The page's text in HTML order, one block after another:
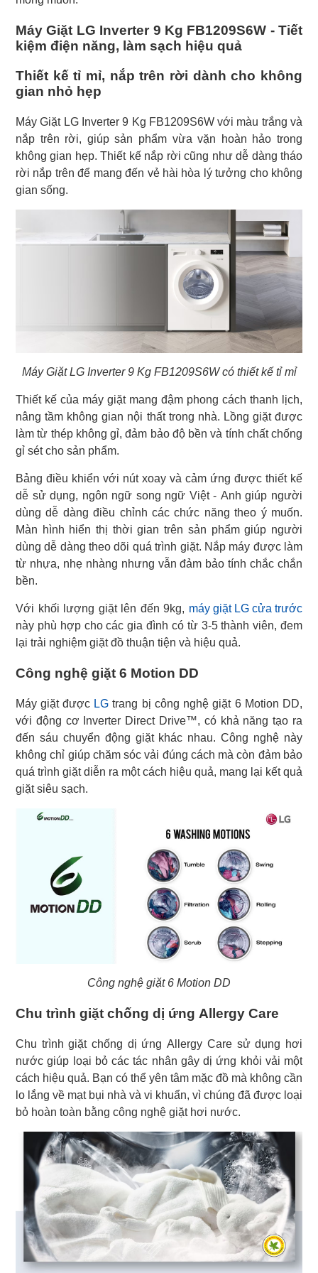
Máy Giặt LG Inverter 9 Kg FB1209S6W - Tiết
kiệm điện năng, làm sạch hiệu quả
Thiết kế tỉ mỉ, nắp trên rời dành cho không
gian nhỏ hẹp
Máy Giặt LG Inverter 9 Kg FB1209S6W với màu trắng và
nắp trên rời, giúp sản phẩm vừa vặn hoàn hảo trong
không gian hẹp. Thiết kế nắp rời cũng như dễ dàng tháo
rời nắp trên để mang đến vẻ hài hòa lý tưởng cho không
gian sống.
Máy Giặt LG Inverter 9 Kg FB1209S6W có thiết kế tỉ mỉ
Thiết kế của máy giặt mang đậm phong cách thanh lịch,
nâng tầm không gian nội thất trong nhà. Lồng giặt được
làm từ thép không gỉ, đảm bảo độ bền và tính chất chống
gỉ sét cho sản phẩm.
Bảng điều khiển với nút xoay và cảm ứng được thiết kế
dễ sử dụng, ngôn ngữ song ngữ Việt - Anh giúp người
dùng dễ dàng điều chỉnh các chức năng theo ý muốn.
Màn hình hiển thị thời gian trên sản phẩm giúp người
dùng dễ dàng theo dõi quá trình giặt. Nắp máy được làm
từ nhựa, nhẹ nhàng nhưng vẫn đảm bảo tính chắc chắn
bền.
Với khối lượng giặt lên đến 9kg, máy giặt LG cửa trước
này phù hợp cho các gia đình có từ 3-5 thành viên, đem
lại trải nghiệm giặt đồ thuận tiện và hiệu quả.
Công nghệ giặt 6 Motion DD
Máy giặt được LG trang bị công nghệ giặt 6 Motion DD,
với động cơ Inverter Direct Drive™, có khả năng tạo ra
đến sáu chuyển động giặt khác nhau. Công nghệ này
không chỉ giúp chăm sóc vải đúng cách mà còn đảm bảo
quá trình giặt diễn ra một cách hiệu quả, mang lại kết quả
giặt siêu sạch.
Công nghệ giặt 6 Motion DD
Chu trình giặt chống dị ứng Allergy Care
Chu trình giặt chống dị ứng Allergy Care sử dụng hơi
nước giúp loại bỏ các tác nhân gây dị ứng khỏi vải một
cách hiệu quả. Bạn có thể yên tâm mặc đồ mà không cần
lo lắng về mạt bụi nhà và vi khuẩn, vì chúng đã được loại
bỏ hoàn toàn bằng công nghệ giặt hơi nước.